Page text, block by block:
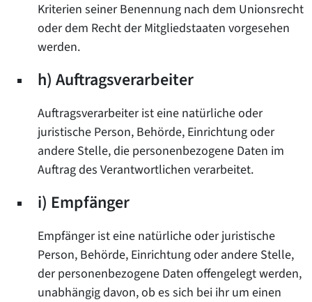
Kriterien seiner Benennung nach dem Unionsrecht
oder dem Recht der Mitgliedstaaten vorgesehen
werden.
h) Auftragsverarbeiter
Auftragsverarbeiter ist eine natürliche oder
juristische Person, Behörde, Einrichtung oder
andere Stelle, die personenbezogene Daten im
Auftrag des Verantwortlichen verarbeitet.
i) Empfänger
Empfänger ist eine natürliche oder juristische
Person, Behörde, Einrichtung oder andere Stelle,
der personenbezogene Daten offengelegt werden,
unabhängig davon, ob es sich bei ihr um einen